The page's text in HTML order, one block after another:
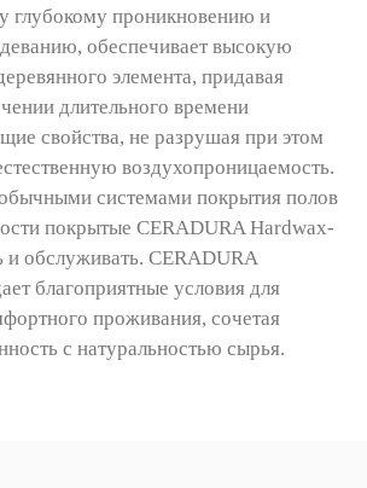
глубокому проникновению и
обеспечивает высокую
элемента, придавая
длительного времени
свойства, не разрушая при этом
воздухопроницаемость.
системами покрытия полов
покрытые CERADURA Hardwax-
и обслуживать. CERADURA
благоприятные условия для
проживания, сочетая
с натуральностью сырья.